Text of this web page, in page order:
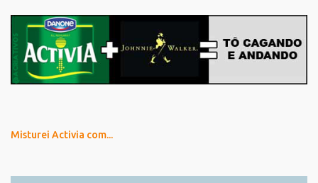
Misturei Activia com...